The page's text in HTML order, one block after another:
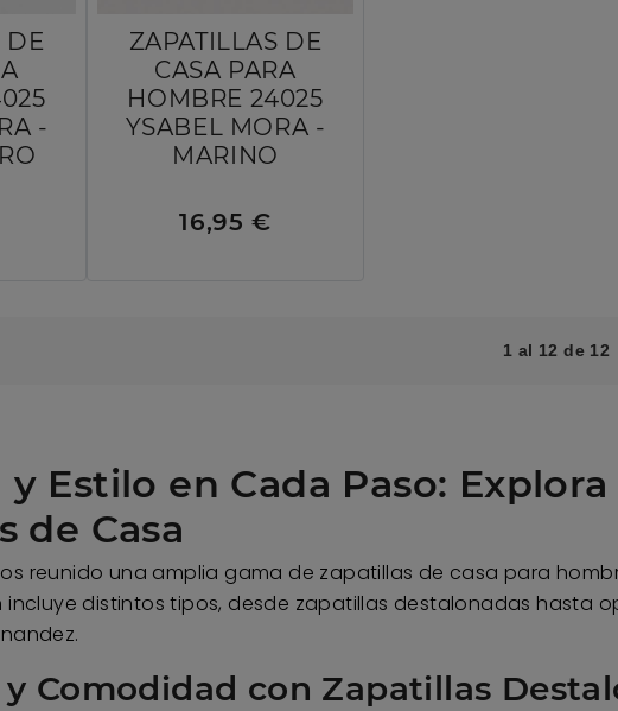
DE
-
ZAPATILLAS DE
CASA PARA
HOMBRE 24025
YSABEL MORA -
MARINO
16,95 €
1 al 12 de 12
y Estilo en Cada Paso:
de Casa
reunido una amplia gama de zapatillas de casa para
incluye distintos tipos, desde zapatillas destalonadas hasta
Comodidad con Zapatillas